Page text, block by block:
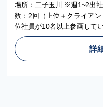
場所：二子玉川 ※週1~2出
数：2回（上位＋クライア
位社員が10名以上参画して
詳